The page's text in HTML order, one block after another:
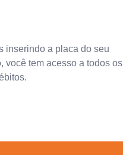
inserindo a placa do seu
você tem acesso a todos os